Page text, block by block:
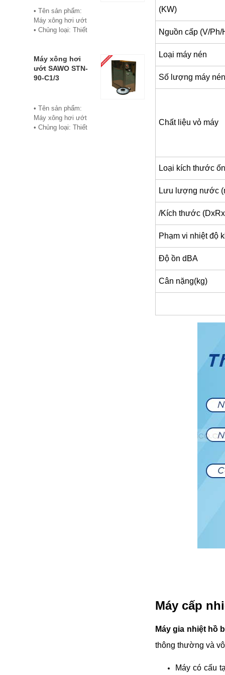
(KW)
Nguồn cấp (V/Ph/
Loại máy nén
Số lượng máy nén
Chất liệu vỏ máy
Loại kích thước
Lưu lượng nước
/Kích thước
Phạm vi nhiệt độ
Độ ồn dBA
Cân nặng(kg)
Máy cấp
Máy gia nhiệt hồ
thông thường và
Máy có cấu
• Bảo hành: 12
tháng
• Đơn vị phân phối:
• Tên sản phẩm:
Máy xông hơi ướt
• Chủng loại: Thiết
Sawo
• Xuất xứ:
Philippine
• Có bảng điều
khiển điện tử hiển
thị số, cho phép cài
Máy xông hơi
ướt SAWO STN-
90-C1/3
• Tên sản phẩm:
Máy xông hơi ướt
• Chủng loại: Thiết